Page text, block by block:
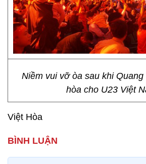
Niềm vui vỡ òa sau khi
hòa cho U23 Việt
Việt Hòa